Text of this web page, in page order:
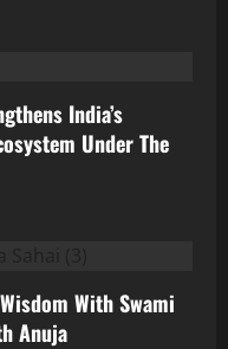
India’s
Under The
With Swami
Anuja